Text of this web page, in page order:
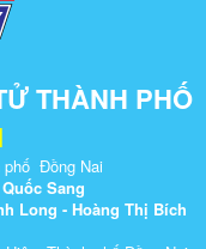
THÀNH PHỐ
phố Đồng Nai
Sang
Long - Hoàng Thị Bích